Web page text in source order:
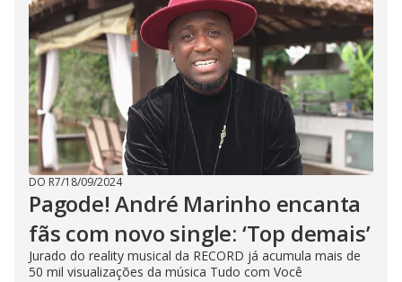
DO R7/18/09/2024
Pagode! André Marinho encanta
fãs com novo single: ‘Top demais’
Jurado do reality musical da RECORD já acumula mais de
50 mil visualizações da música Tudo com Você